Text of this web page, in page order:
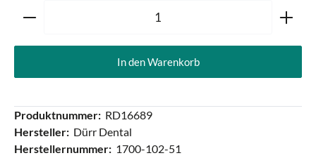
Produkt Anzahl: Gib den gewünschten Wert ein oder
In den Warenkorb
Produktnummer: RD16689
Hersteller: Dürr Dental
Herstellernummer: 1700-102-51